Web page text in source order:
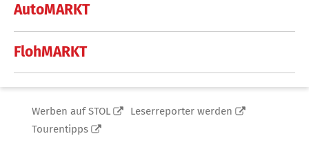
AutoMARKT
FlohMARKT
Werben auf STOL
Leserreporter werden
Tourentipps